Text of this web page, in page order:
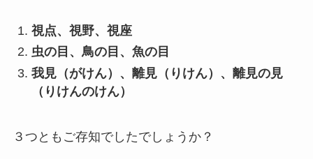
視点、視野、視座
虫の目、鳥の目、魚の目
我見（がけん）、離見（りけん）、離見の見
（りけんのけん）
３つともご存知でしたでしょうか？